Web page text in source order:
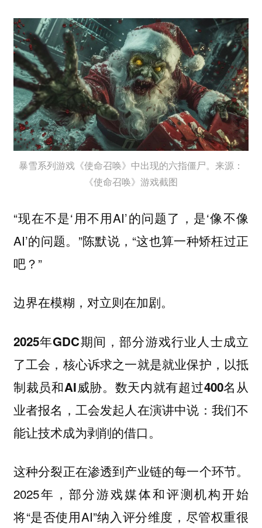
暴雪系列游戏《使命召唤》中出现的六指僵尸。来源：
《使命召唤》游戏截图
“现在不是‘用不用AI’的问题了，是‘像不像
AI’的问题。”陈默说，“这也算一种矫枉过正
吧？”
边界在模糊，对立则在加剧。
2025年GDC期间，部分游戏行业人士成立
了工会，核心诉求之一就是就业保护，以抵
制裁员和AI威胁。数天内就有超过400名从
业者报名，工会发起人在演讲中说：我们不
能让技术成为剥削的借口。
这种分裂正在渗透到产业链的每一个环节。
2025年，部分游戏媒体和评测机构开始
将“是否使用AI”纳入评分维度，尽管权重很